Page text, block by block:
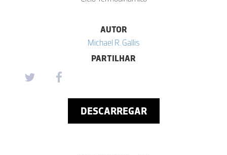
AUTOR
Michael R. Gallis
PARTILHAR
DESCARREGAR